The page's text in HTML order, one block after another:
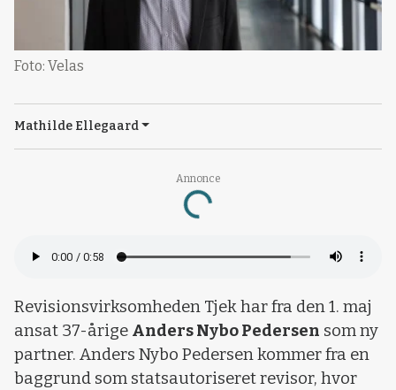
Annonce
Loading...
Foto: Velas
Mathilde Ellegaard
Revisionsvirksomheden Tjek har fra den 1. maj
ansat 37-årige Anders Nybo Pedersen som ny
partner. Anders Nybo Pedersen kommer fra en
baggrund som statsautoriseret revisor, hvor